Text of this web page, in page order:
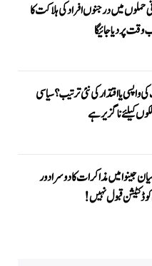
حملوں میں درجنوں افراد کی ہلاکت کا
پر دیا جائیگا
یا اقتدار کی نئی ترتیب؟ سیاسی
کیلئے ناگزیر ہے
جینوا میں مذاکرات کا دوسرا دور
ڈکٹیشن قبول نہیں!